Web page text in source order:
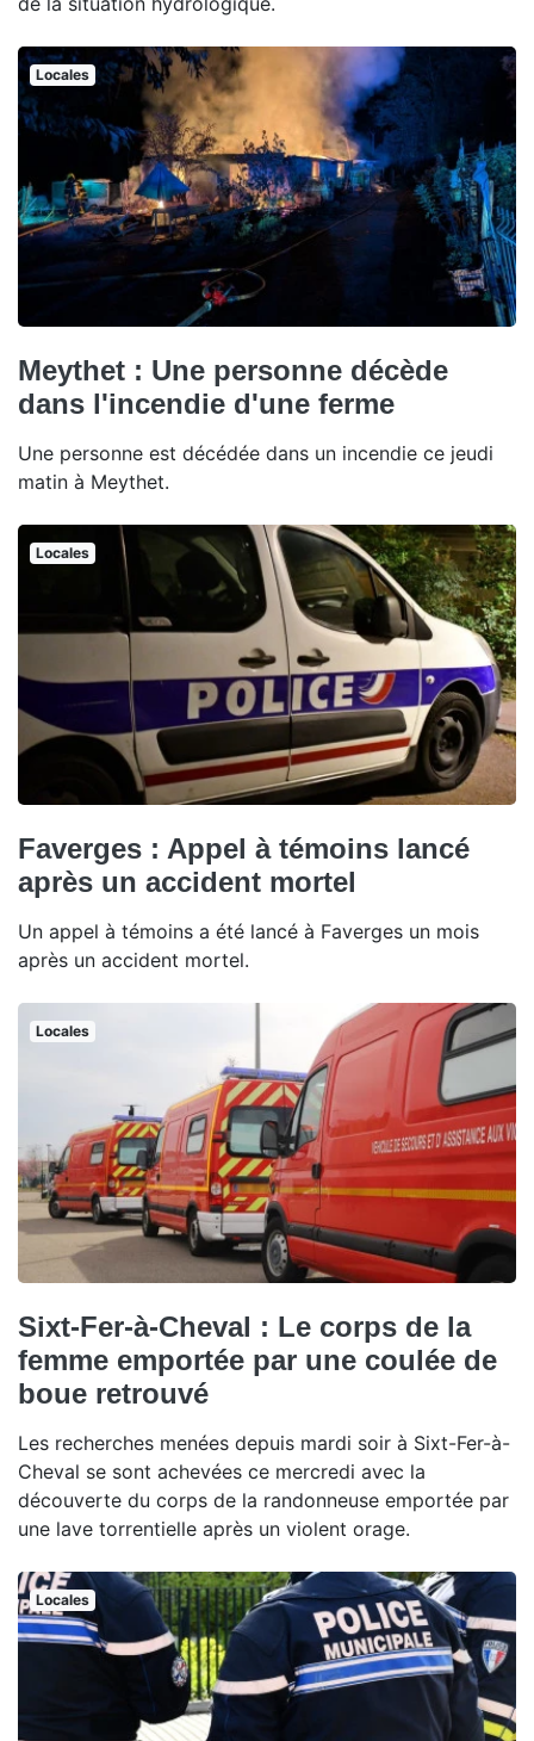
Locales
Meythet : Une personne décède
dans l'incendie d'une ferme
Une personne est décédée dans un incendie ce jeudi
matin à Meythet.
Locales
Faverges : Appel à témoins lancé
après un accident mortel
Un appel à témoins a été lancé à Faverges un mois
après un accident mortel.
Locales
Sixt-Fer-à-Cheval : Le corps de la
femme emportée par une coulée de
boue retrouvé
Les recherches menées depuis mardi soir à Sixt-Fer-à-
Cheval se sont achevées ce mercredi avec la
découverte du corps de la randonneuse emportée par
une lave torrentielle après un violent orage.
Locales